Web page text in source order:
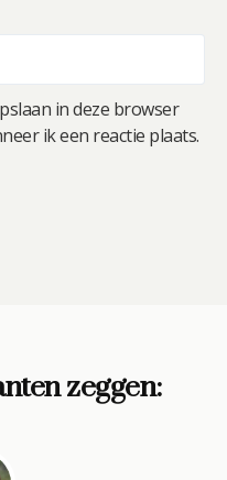
in deze browser
ik een reactie plaats.
zeggen: